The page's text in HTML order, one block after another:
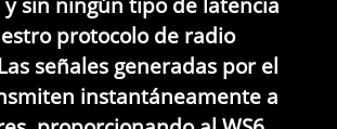
protocolo de radio
señales generadas por el
instantáneamente a